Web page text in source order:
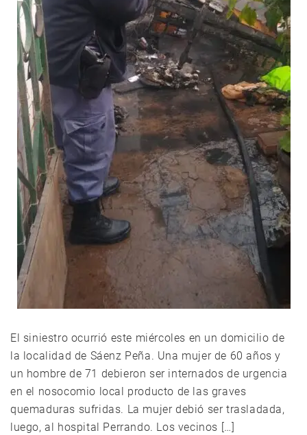
El siniestro ocurrió este miércoles en un domicilio de
la localidad de Sáenz Peña. Una mujer de 60 años y
un hombre de 71 debieron ser internados de urgencia
en el nosocomio local producto de las graves
quemaduras sufridas. La mujer debió ser trasladada,
luego, al hospital Perrando. Los vecinos […]